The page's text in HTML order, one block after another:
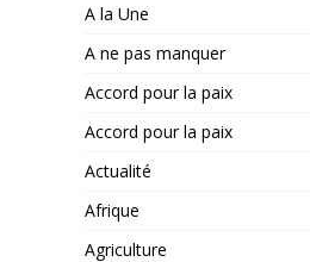
A la Une
A ne pas manquer
Accord pour la paix
Accord pour la paix
Actualité
Afrique
Agriculture